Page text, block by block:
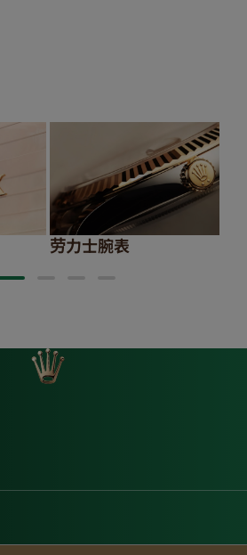
劳力士腕表